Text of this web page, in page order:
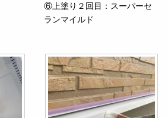
⑥上塗り２回目：スーパーセ
ランマイルド